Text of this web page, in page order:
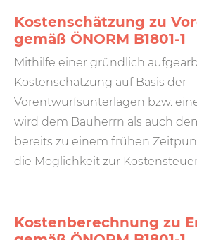
Kostenschätzung zu
gemäß ÖNORM B1801-1
Mithilfe einer gründlich
Kostenschätzung auf Basis der
Vorentwurfsunterlagen bzw.
wird dem Bauherrn als auch
bereits zu einem frühen
die Möglichkeit zur
Kostenberechnung zu